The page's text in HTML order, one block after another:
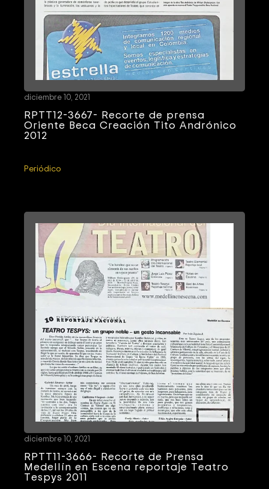
RPTT12-3667- Recorte de prensa
Oriente Beca Creación Tito Andrónico
2012
diciembre 10, 2021
Periódico
RPTT11-3666- Recorte de Prensa
Medellín en Escena reportaje Teatro
Tespys 2011
diciembre 10, 2021